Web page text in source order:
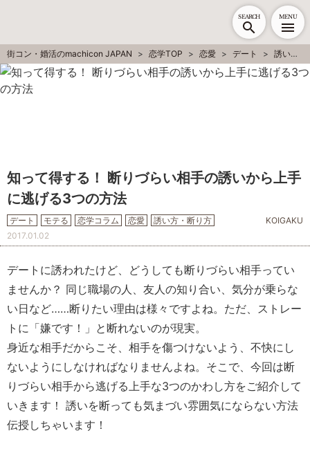
SEARCH MENU
街コン・婚活のmachicon JAPAN 恋学TOP 恋愛 デート 誘い方・断り方
知って得する！ 断りづらい相手の誘いから上手
に逃げる3つの方法
デート モテる 恋学コラム 恋愛 誘い方・断り方
KOIGAKU
2017.01.02
デートに誘われたけど、どうしても断りづらい相手ってい
ませんか？ 同じ職場の人、友人の知り合い、気分が乗らな
い日など……断りたい理由は様々ですよね。ただ、ストレー
トに「嫌です！」と断れないのが現実。
身近な相手だからこそ、相手を傷つけないよう、不快にし
ないようにしなければなりませんよね。そこで、今回は断
りづらい相手から逃げる上手な3つのかわし方をご紹介して
いきます！ 誘いを断っても気まづい雰囲気にならない方法
伝授しちゃいます！